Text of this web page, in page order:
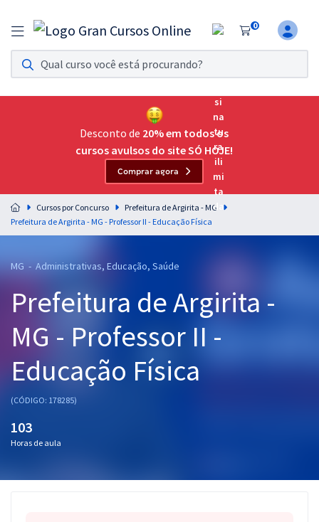
0
Assinatura Ilimitada 11
Acesso a todos os cursos. Teste grátis por 7 dias!
Assinatura OAB Até Passar
Acesso ilimitado a toda preparação para o Exame da
Residências Multiprofissionais
Preparação completa e intensiva para as principais
residências em saúde do Brasil
Cursos 20% OFF
Pós
Graduação
OAB
Mentorias
Desconto de 20% em todos os
cursos avulsos do site SÓ HOJE!
Comprar agora
Cursos por Concurso
Prefeitura de Argirita - MG
Prefeitura de Argirita - MG - Professor II - Educação Física
MG - Administrativas, Educação, Saúde
Prefeitura de Argirita -
MG - Professor II -
Educação Física
(CÓDIGO: 178285)
103
Horas de aula